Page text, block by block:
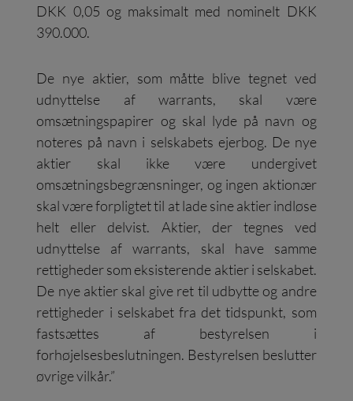
DKK 0,05 og maksimalt med nominelt DKK
390.000.
De nye aktier, som måtte blive tegnet ved
udnyttelse af warrants, skal være
omsætningspapirer og skal lyde på navn og
noteres på navn i selskabets ejerbog. De nye
aktier skal ikke være undergivet
omsætningsbegrænsninger, og ingen aktionær
skal være forpligtet til at lade sine aktier indløse
helt eller delvist. Aktier, der tegnes ved
udnyttelse af warrants, skal have samme
rettigheder som eksisterende aktier i selskabet.
De nye aktier skal give ret til udbytte og andre
rettigheder i selskabet fra det tidspunkt, som
fastsættes af bestyrelsen i
forhøjelsesbeslutningen. Bestyrelsen beslutter
øvrige vilkår.”